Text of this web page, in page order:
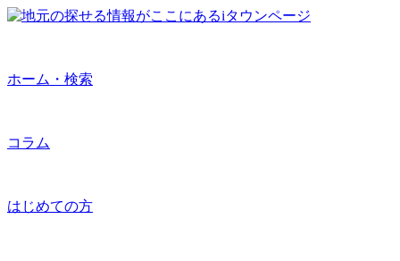
ホーム・検索
コラム
はじめての方